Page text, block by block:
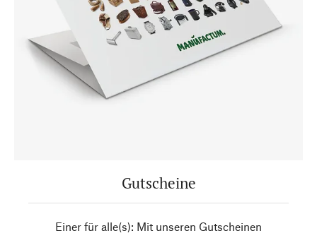
Gutscheine
Einer für alle(s): Mit unseren Gutscheinen